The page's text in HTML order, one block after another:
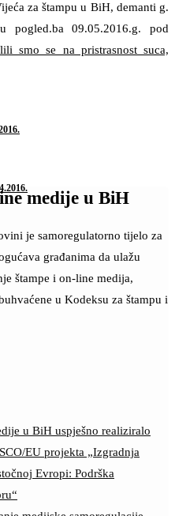
za štampu u BiH, demanti g.
pogled.ba 09.05.2016.g. pod
smo se na pristrasnost suca,
medije u BiH
je samoregulatorno tijelo za
građanima da ulažu
štampe i on-line medija,
u Kodeksu za štampu i
u BiH uspješno realiziralo
EU projekta „Izgradnja
Evropi: Podrška